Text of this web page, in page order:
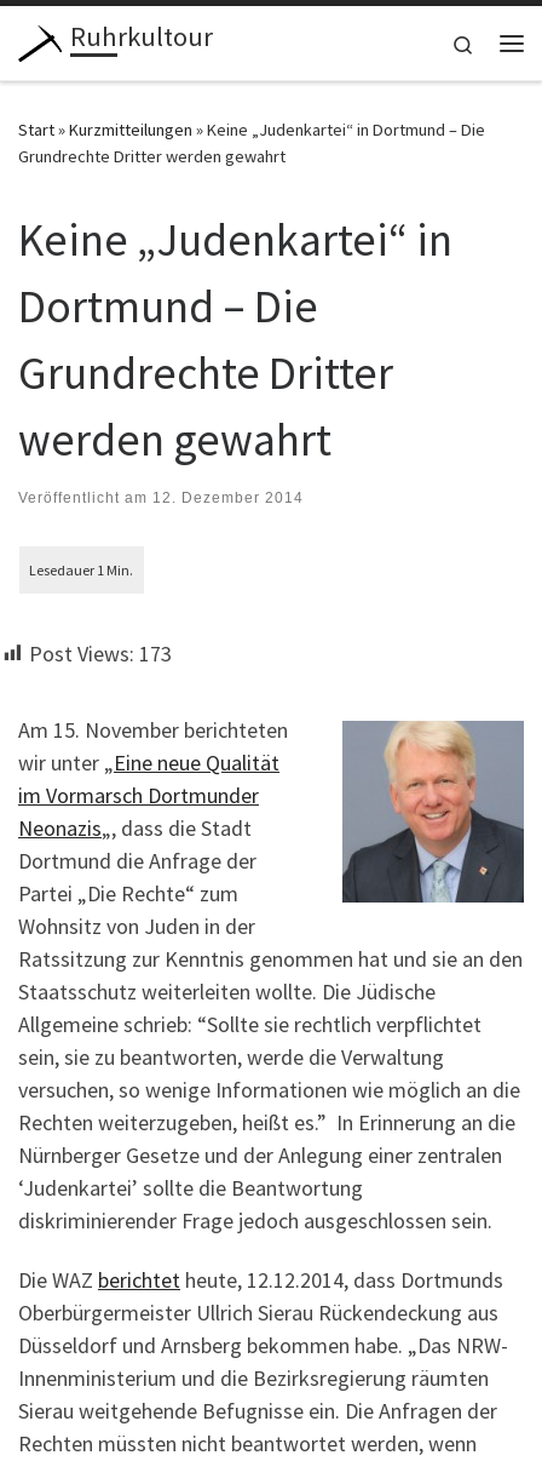
Zum Inhalt springen
Ruhrkultour
Search
Start»Kurzmitteilungen »Keine „Judenkartei“ in Dortmund – Die
Grundrechte Dritter werden gewahrt
Keine „Judenkartei“ in
Dortmund – Die
Grundrechte Dritter
werden gewahrt
Veröffentlicht am 12. Dezember 2014
Post Views: 173
Am 15. November berichteten
wir unter „Eine neue Qualität
im Vormarsch Dortmunder
Neonazis„, dass die Stadt
Dortmund die Anfrage der
Partei „Die Rechte“ zum
Wohnsitz von Juden in der
Ratssitzung zur Kenntnis genommen hat und sie an den
Staatsschutz weiterleiten wollte. Die Jüdische
Allgemeine schrieb: “Sollte sie rechtlich verpflichtet
sein, sie zu beantworten, werde die Verwaltung
versuchen, so wenige Informationen wie möglich an die
Rechten weiterzugeben, heißt es.” In Erinnerung an die
Nürnberger Gesetze und der Anlegung einer zentralen
‘Judenkartei’ sollte die Beantwortung
diskriminierender Frage jedoch ausgeschlossen sein.
Die WAZ berichtet heute, 12.12.2014, dass Dortmunds
Oberbürgermeister Ullrich Sierau Rückendeckung aus
Düsseldorf und Arnsberg bekommen habe. „Das NRW-
Innenministerium und die Bezirksregierung räumten
Sierau weitgehende Befugnisse ein. Die Anfragen der
Rechten müssten nicht beantwortet werden, wenn